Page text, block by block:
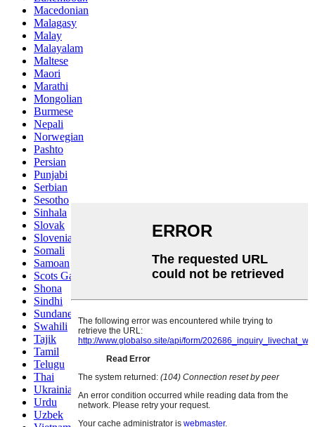
Macedonian
Malagasy
Malay
Malayalam
Maltese
Maori
Marathi
Mongolian
Burmese
Nepali
Norwegian
Pashto
Persian
Punjabi
Serbian
Sesotho
Sinhala
Slovak
Slovenian
Somali
Samoan
Scots Gaelic
Shona
Sindhi
Sundanese
Swahili
Tajik
Tamil
Telugu
Thai
Ukrainian
Urdu
Uzbek